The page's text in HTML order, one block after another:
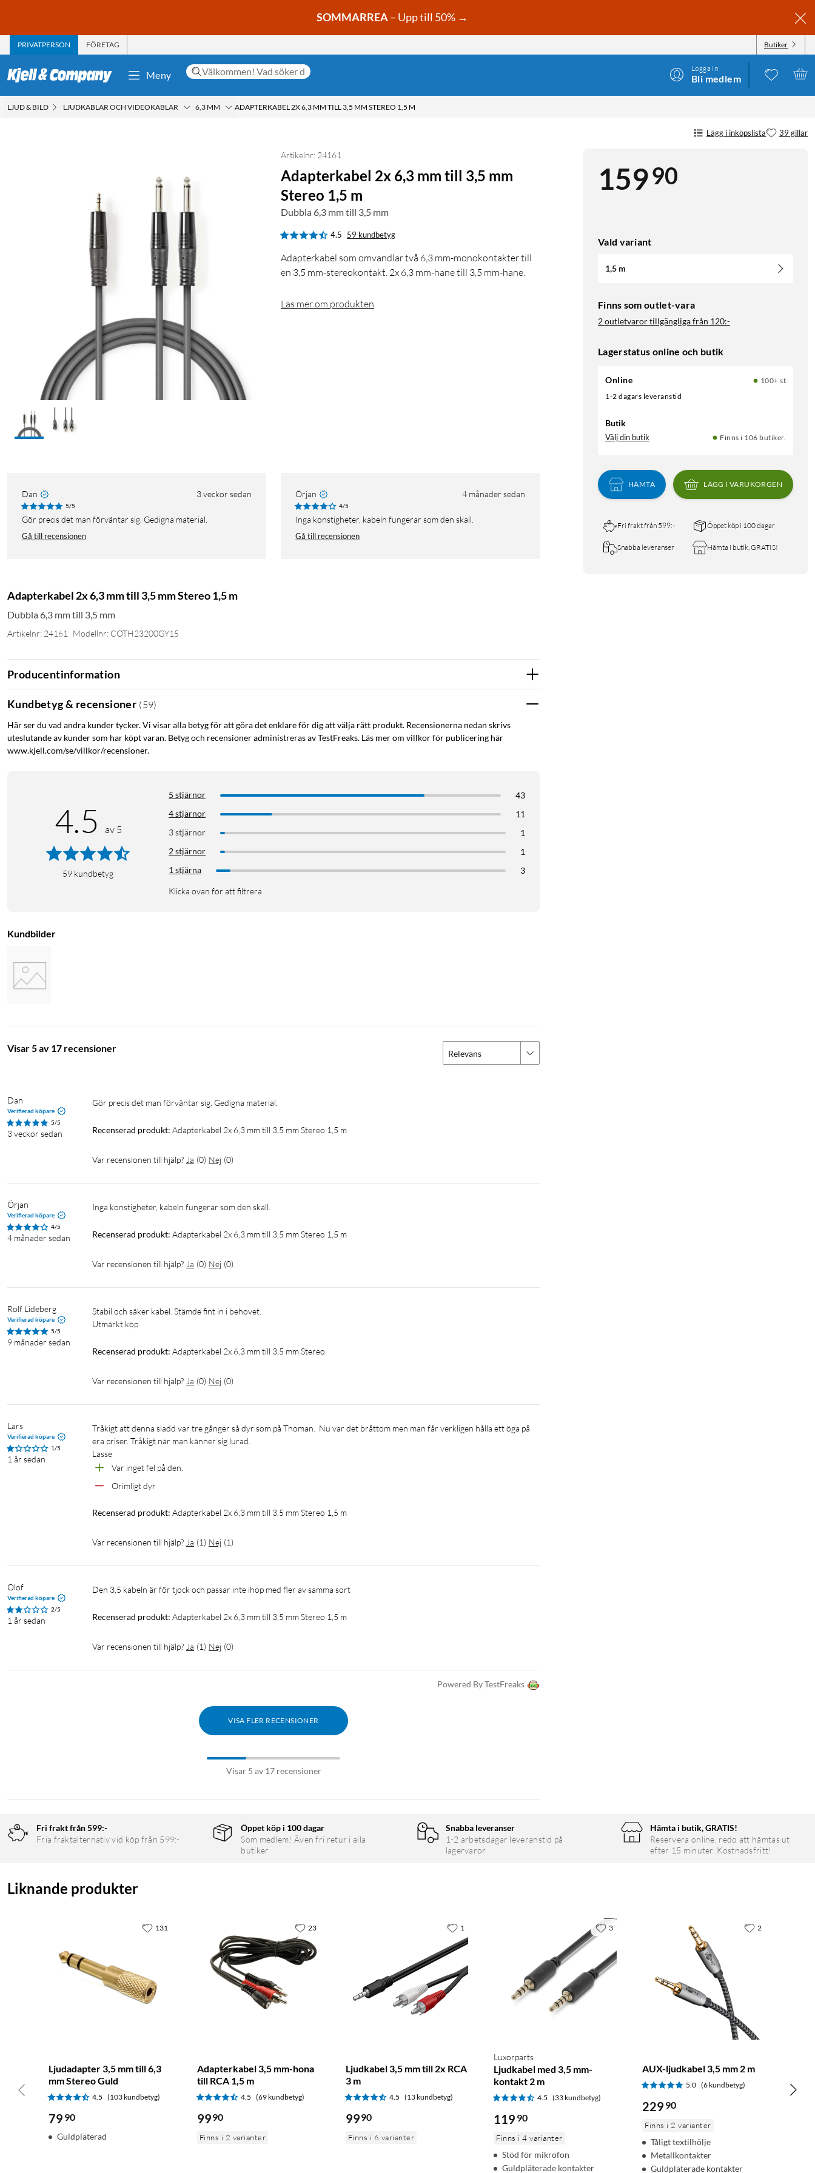
SOMMARREA– Upp till 50% →
PRIVATPERSON FÖRETAG Butiker
Meny
Logga in
Bli medlem
LJUD & BILD LJUDKABLAR OCH VIDEOKABLAR 6,3 MM ADAPTERKABEL 2X 6,3 MM TILL 3,5 MM STEREO 1,5 M
Lägg i inköpslista 39 gillar
15990
Vald variant
1,5 m
Finns som outlet-vara
2 outletvaror tillgängliga från 120:-
Lagerstatus online och butik
Online
100+ st
1-2 dagars leveranstid
Butik
Välj din butik Finns i 106 butiker.
HÄMTA LÄGG I VARUKORGEN
Fri frakt från 599:- Öppet köp i 100 dagar
Snabba leveranser Hämta i butik, GRATIS!
Artikelnr: 24161
Adapterkabel 2x 6,3 mm till 3,5 mm
Stereo 1,5 m
Dubbla 6,3 mm till 3,5 mm
4.5 59 kundbetyg
Adapterkabel som omvandlar två 6,3 mm-monokontakter till
en 3,5 mm-stereokontakt. 2x 6,3 mm-hane till 3,5 mm-hane.
Läs mer om produkten
Dan 3 veckor sedan
5/5
Gör precis det man förväntar sig. Gedigna material.
Gå till recensionen
Örjan 4 månader sedan
4/5
Inga konstigheter, kabeln fungerar som den skall.
Gå till recensionen
Adapterkabel 2x 6,3 mm till 3,5 mm Stereo 1,5 m
Dubbla 6,3 mm till 3,5 mm
Artikelnr: 24161 Modellnr: COTH23200GY15
Producentinformation
Kundbetyg & recensioner (59)
Här ser du vad andra kunder tycker. Vi visar alla betyg för att göra det enklare för dig att välja rätt produkt. Recensionerna nedan skrivs
uteslutande av kunder som har köpt varan. Betyg och recensioner administreras av TestFreaks. Läs mer om villkor för publicering här
www.kjell.com/se/villkor/recensioner.
4.5 av 5
59 kundbetyg
5 stjärnor
43
4 stjärnor
11
3 stjärnor
1
2 stjärnor
1
1 stjärna
3
Klicka ovan för att filtrera
Kundbilder
Visar 5 av 17 recensioner Relevans
Dan
Verifierad köpare
5/5
3 veckor sedan
Gör precis det man förväntar sig. Gedigna material.
Recenserad produkt: Adapterkabel 2x 6,3 mm till 3,5 mm Stereo 1,5 m
Var recensionen till hjälp? Ja (0) Nej (0)
Örjan
Verifierad köpare
4/5
4 månader sedan
Inga konstigheter, kabeln fungerar som den skall.
Recenserad produkt: Adapterkabel 2x 6,3 mm till 3,5 mm Stereo 1,5 m
Var recensionen till hjälp? Ja (0) Nej (0)
Rolf Lideberg
Verifierad köpare
5/5
9 månader sedan
Stabil och säker kabel. Stämde fint in i behovet.
Utmärkt köp
Recenserad produkt: Adapterkabel 2x 6,3 mm till 3,5 mm Stereo
Var recensionen till hjälp? Ja (0) Nej (0)
Lars
Verifierad köpare
1/5
1 år sedan
Tråkigt att denna sladd var tre gånger så dyr som på Thoman.  Nu var det bråttom men man får verkligen hålla ett öga på
era priser. Tråkigt när man känner sig lurad.
Lasse
Var inget fel på den.
Orimligt dyr
Recenserad produkt: Adapterkabel 2x 6,3 mm till 3,5 mm Stereo 1,5 m
Var recensionen till hjälp? Ja (1) Nej (1)
Olof
Verifierad köpare
2/5
1 år sedan
Den 3,5 kabeln är för tjock och passar inte ihop med fler av samma sort
Recenserad produkt: Adapterkabel 2x 6,3 mm till 3,5 mm Stereo 1,5 m
Var recensionen till hjälp? Ja (1) Nej (0)
Powered By TestFreaks
VISA FLER RECENSIONER
Visar 5 av 17 recensioner
Fri frakt från 599:-
Fria fraktalternativ vid köp från 599:-
Öppet köp i 100 dagar
Som medlem! Även fri retur i alla
butiker
Snabba leveranser
1-2 arbetsdagar leveranstid på
lagervaror
Hämta i butik, GRATIS!
Reservera online, redo att hämtas ut
efter 15 minuter. Kostnadsfritt!
Liknande produkter
Ljudadapter 3,5 mm till 6,3
mm Stereo Guld
4.5 (103 kundbetyg)
79 90
Guldpläterad
131
Adapterkabel 3,5 mm-hona
till RCA 1,5 m
4.5 (69 kundbetyg)
9990
Finns i 2 varianter
23
Ljudkabel 3,5 mm till 2x RCA
3 m
4.5 (13 kundbetyg)
9990
Finns i 6 varianter
1
Luxorparts
Ljudkabel med 3,5 mm-
kontakt 2 m
4.5 (33 kundbetyg)
119 90
Finns i 4 varianter
Stöd för mikrofon
Guldpläterade kontakter
3
AUX-ljudkabel 3,5 mm 2 m
5.0 (6 kundbetyg)
229 90
Finns i 2 varianter
Tåligt textilhölje
Metallkontakter
Guldpläterade kontakter
2